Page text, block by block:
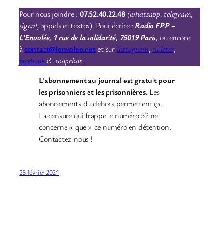
Pour nous joindre : 07.52.40.22.48(whatsapp, telegram,
signal, appels et textos). Pour écrire : Radio FPP –
L’Envolée, 1 rue de la solidarité, 75019 Paris, ou encore
àcontact@lenvolee.netet sur instagram, twitter,
facebook& snapchat.
L’abonnement au journal est gratuit pour
les prisonniers et les prisonnières.Les
abonnements du dehors permettent ça.
La censure qui frappe le numéro 52 ne
concerne « que » ce numéro en détention.
Contactez-nous !
28 février 2021